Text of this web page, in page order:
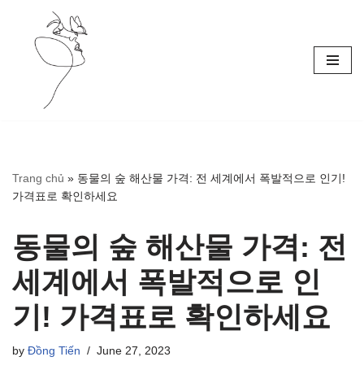
Skip
Trang chủ » 동물의 숲 해산물 가격: 전 세계에서 폭발적으로 인기!
가격표로 확인하세요
동물의 숲 해산물 가격: 전
세계에서 폭발적으로 인
기! 가격표로 확인하세요
by Đồng Tiến June 27, 2023